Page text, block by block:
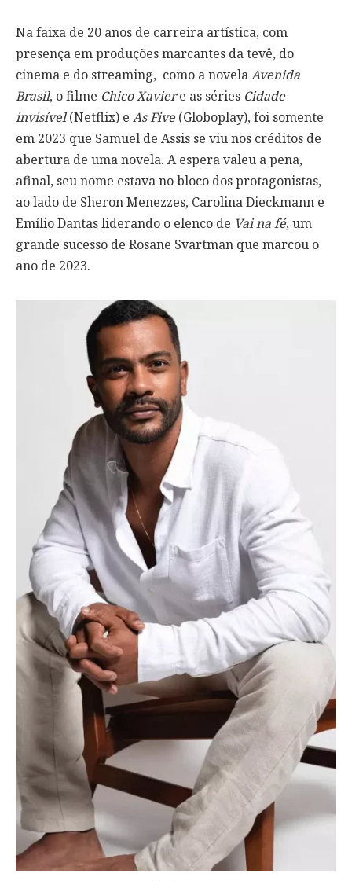
Na faixa de 20 anos de carreira artística, com
presença em produções marcantes da tevê, do
cinema e do streaming, como a novelaAvenida
Brasil, o filme Chico Xaviere as séries Cidade
invisível(Netflix) e As Five (Globoplay), foi somente
em 2023 que Samuel de Assis se viu nos créditos de
abertura de uma novela. A espera valeu a pena,
afinal, seu nome estava no bloco dos protagonistas,
ao lado de Sheron Menezzes, Carolina Dieckmann e
Emílio Dantas liderando o elenco de Vai na fé, um
grande sucesso de Rosane Svartman que marcou o
ano de 2023.